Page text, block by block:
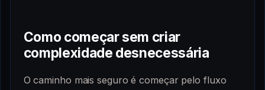
Como começar sem criar
complexidade desnecessária
O caminho mais seguro é começar pelo fluxo